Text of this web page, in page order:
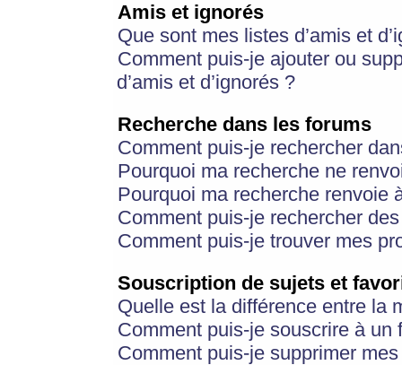
Amis et ignorés
Que sont mes listes d’amis et
Comment puis-je ajouter ou
d’amis et d’ignorés ?
Recherche dans les forums
Comment puis-je rechercher
Pourquoi ma recherche ne
Pourquoi ma recherche renvoie
Comment puis-je rechercher
Comment puis-je trouver mes
Souscription de sujets et
Quelle est la différence entre la
Comment puis-je souscrire à
Comment puis-je supprimer